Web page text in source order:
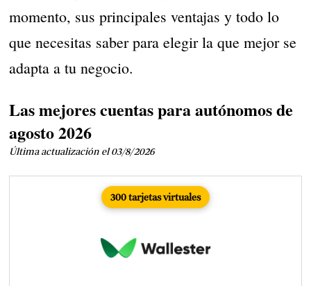
momento, sus principales ventajas y todo lo
que necesitas saber para elegir la que mejor se
adapta a tu negocio.
Las mejores cuentas para autónomos de
agosto 2026
Última actualización el 03/8/2026
300 tarjetas virtuales